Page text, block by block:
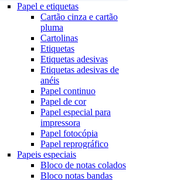
Papel e etiquetas
Cartão cinza e cartão
pluma
Cartolinas
Etiquetas
Etiquetas adesivas
Etiquetas adesivas de
anéis
Papel continuo
Papel de cor
Papel especial para
impressora
Papel fotocópia
Papel reprográfico
Papeis especiais
Bloco de notas colados
Bloco notas bandas